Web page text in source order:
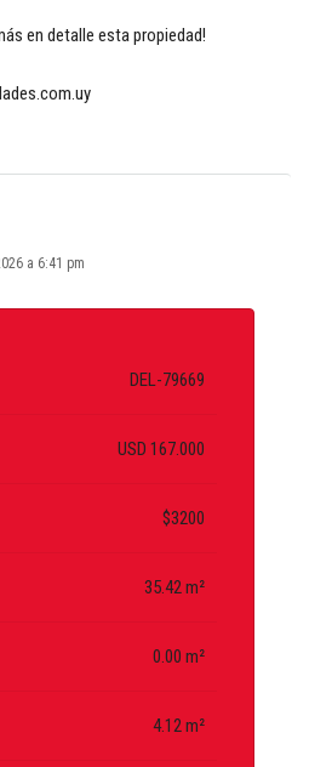
en detalle esta propiedad!
a 6:41 pm
DEL-79669
USD 167.000
$3200
35.42 m²
0.00 m²
4.12 m²